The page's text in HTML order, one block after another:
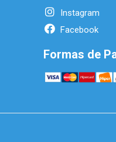
Instagram
Facebook
Formas de